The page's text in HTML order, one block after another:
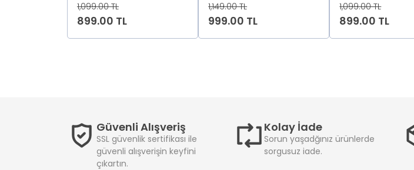
1,099.00 TL
899.00 TL
1,149.00 TL
999.00 TL
1,099.00 TL
899.00 TL
Güvenli Alışveriş
SSL güvenlik sertifikası ile
güvenli alışverişin keyfini
çıkartın.
Kolay İade
Sorun yaşadğınız ürünlerde
sorgusuz iade.